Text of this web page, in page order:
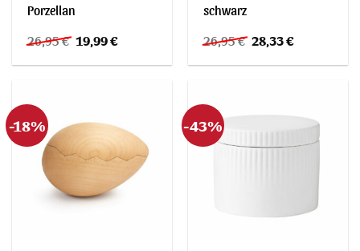
Porzellan
26,95€ Ursprünglicher
Preis
war:
19,99€Aktueller
ist:
schwarz
26,95€ Ursprünglicher
Preis
war:
28,33€Aktueller
ist:
-18% -43%